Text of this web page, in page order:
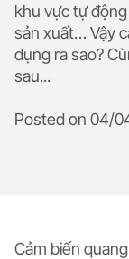
khu vực tự
sản xuất… Vậy
dụng ra sao?
sau...
Posted on 04/
Cảm biến quang